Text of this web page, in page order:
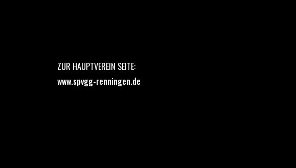
ZUR HAUPTVEREIN SEITE:
www.spvgg-renningen.de